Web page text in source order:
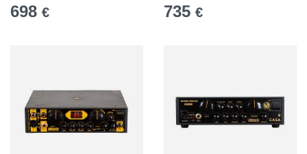
698 € 735 €